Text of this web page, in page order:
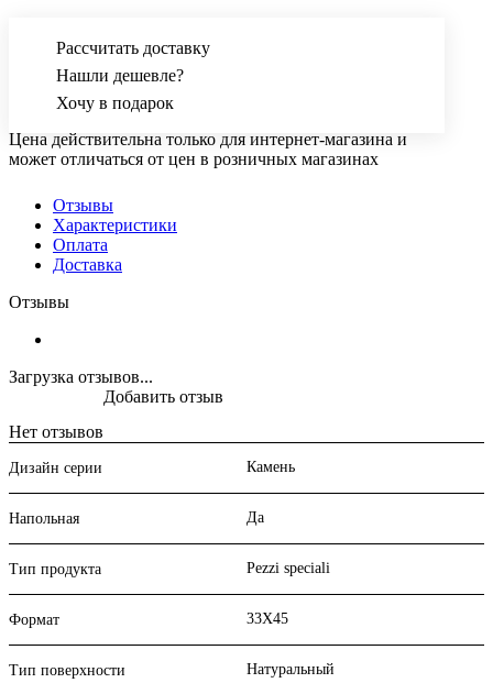
Рассчитать доставку
Нашли дешевле?
Хочу в подарок
Цена действительна только для интернет-магазина и
может отличаться от цен в розничных магазинах
Отзывы
Характеристики
Оплата
Доставка
Отзывы
Загрузка отзывов...
Нет отзывов
Добавить отзыв
Дизайн серии Камень
Напольная Да
Тип продукта Pezzi speciali
Формат 33X45
Тип поверхности Натуральный